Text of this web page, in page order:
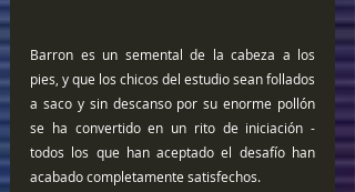
Barron es un semental de la cabeza a los
pies, y que los chicos del estudio sean follados
a saco y sin descanso por su enorme pollón
se ha convertido en un rito de iniciación -
todos los que han aceptado el desafío han
acabado completamente satisfechos.